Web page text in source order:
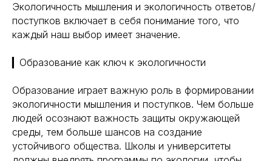
Экологичность мышления и экологичность ответов/
поступков включает в себя понимание того, что
каждый наш выбор имеет значение.
▎Образование как ключ к экологичности
Образование играет важную роль в формировании
экологичности мышления и поступков. Чем больше
людей осознают важность защиты окружающей
среды, тем больше шансов на создание
устойчивого общества. Школы и университеты